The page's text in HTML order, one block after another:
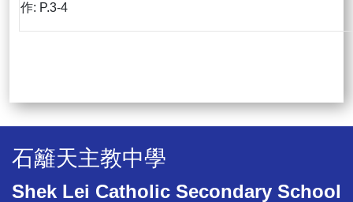
作: P.3-4
石籬天主教中學
Shek Lei Catholic Secondary School